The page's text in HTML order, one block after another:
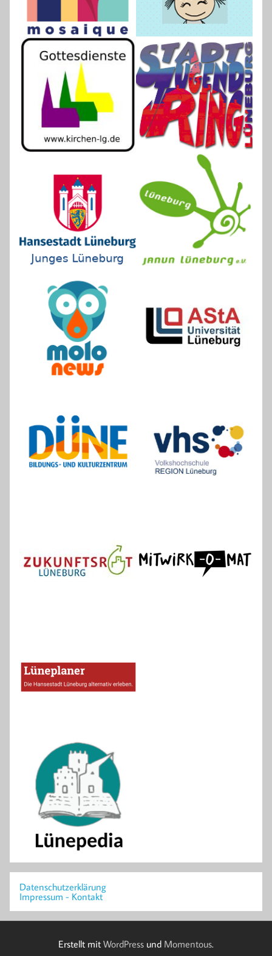
Datenschutzerklärung
Impressum - Kontakt
Erstellt mit WordPress und Momentous.